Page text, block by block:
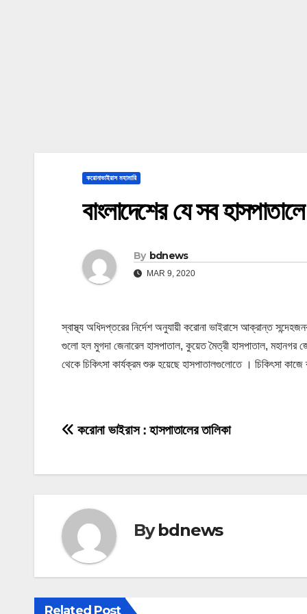
করোনাভাইরাস মহামারি
বাংলাদেশের যে সব
By bdnews
MAR 9, 2020
স্বাস্থ্য অধিদপ্তরের নির্দেশ অনুযায়ী করোনা ভাইরাসে আক্রান্ত
গুলো হল মুগদা জেনারেল হাসপাতাল, কুয়েত মৈত্রী হাসপাতাল, মহানগর
থেকে চিকিৎসা কার্যক্রম শুরু হয়েছে হাসপাতালগুলোতে । চিকিৎসা
P
t
n
a
v
করোনা ভাইরাস : হাসপাতালের তালিকা
Bybdnews
Related Post